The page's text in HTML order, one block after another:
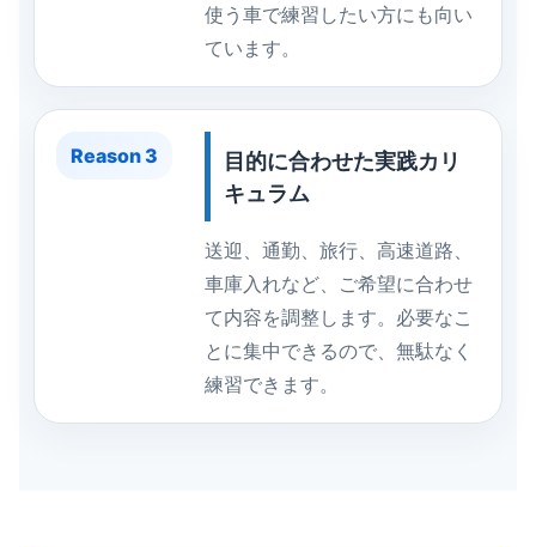
使う車で練習したい方にも向い
ています。
Reason 3
目的に合わせた実践カリ
キュラム
送迎、通勤、旅行、高速道路、
車庫入れなど、ご希望に合わせ
て内容を調整します。必要なこ
とに集中できるので、無駄なく
練習できます。